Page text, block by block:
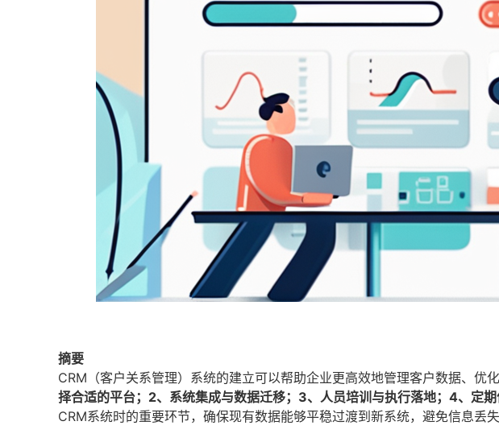
摘要
CRM（客户关系管理）系统的建立可以帮助企业更高效地管理客户数据、优
择合适的平台；2、系统集成与数据迁移；3、人员培训与执行落地；4、定
CRM系统时的重要环节，确保现有数据能够平稳过渡到新系统，避免信息丢失